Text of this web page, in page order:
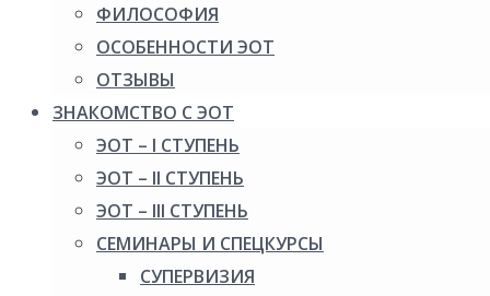
ФИЛОСОФИЯ
ОСОБЕННОСТИ ЭОТ
ОТЗЫВЫ
ЗНАКОМСТВО С ЭОТ
ЭОТ – I СТУПЕНЬ
ЭОТ – II СТУПЕНЬ
ЭОТ – III СТУПЕНЬ
СЕМИНАРЫ И СПЕЦКУРСЫ
СУПЕРВИЗИЯ